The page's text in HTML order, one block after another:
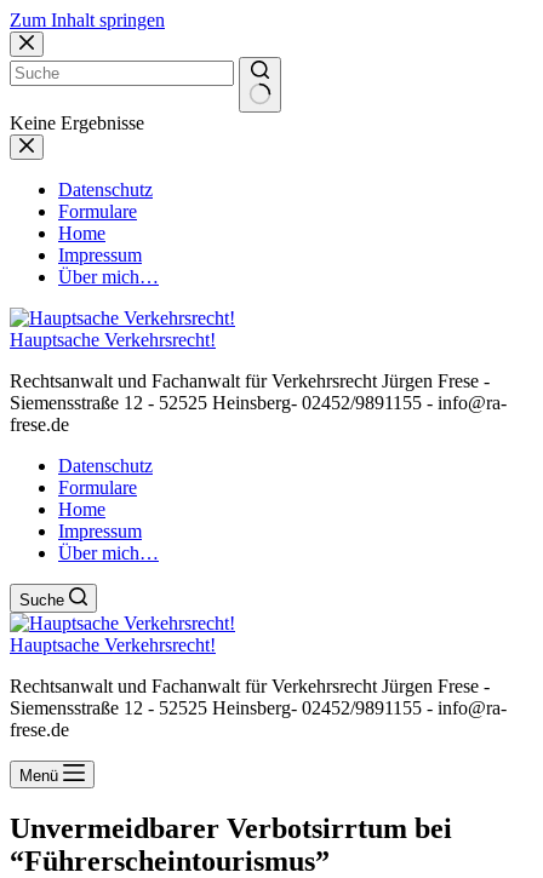
Zum Inhalt springen
Keine Ergebnisse
Datenschutz
Formulare
Home
Impressum
Über mich…
Hauptsache Verkehrsrecht!
Rechtsanwalt und Fachanwalt für Verkehrsrecht Jürgen Frese -
Siemensstraße 12 - 52525 Heinsberg- 02452/9891155 - info@ra-
frese.de
Datenschutz
Formulare
Home
Impressum
Über mich…
Suche
Hauptsache Verkehrsrecht!
Rechtsanwalt und Fachanwalt für Verkehrsrecht Jürgen Frese -
Siemensstraße 12 - 52525 Heinsberg- 02452/9891155 - info@ra-
frese.de
Menü
Unvermeidbarer Verbotsirrtum bei
“Führerscheintourismus”